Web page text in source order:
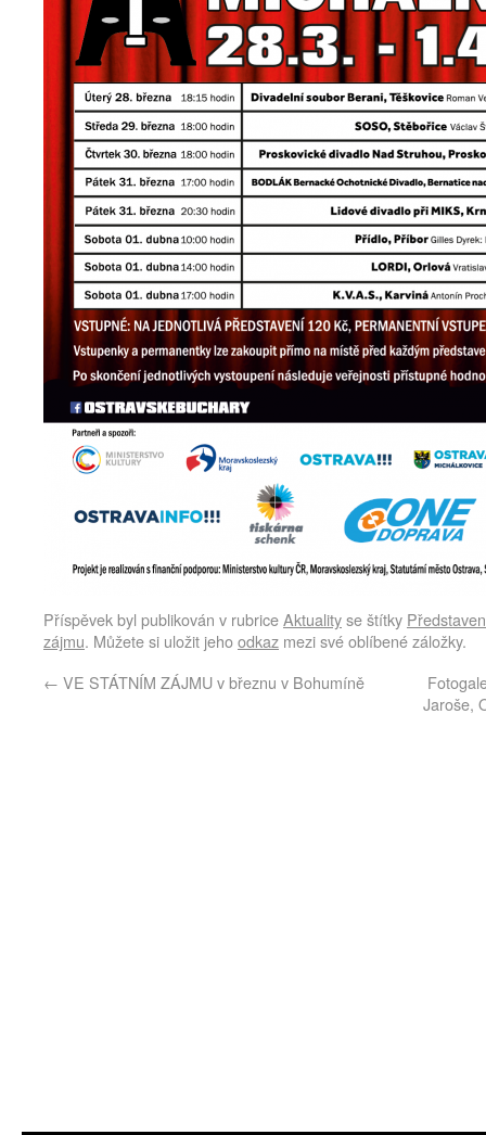
Příspěvek byl publikován v rubriceAktualityse štítky
zájmu. Můžete si uložit jehoodkaz mezi své oblíbené záložky.
← VE STÁTNÍM ZÁJMU v březnu v Bohumíně
Jaroše,